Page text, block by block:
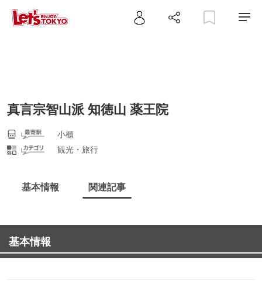
真言宗智山派 知徳山 薬王院
小櫃
観光・旅行
基本情報 関連記事
基本情報